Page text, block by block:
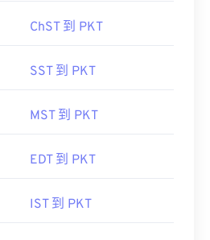
ChST 到 PKT
SST 到 PKT
MST 到 PKT
EDT 到 PKT
IST 到 PKT